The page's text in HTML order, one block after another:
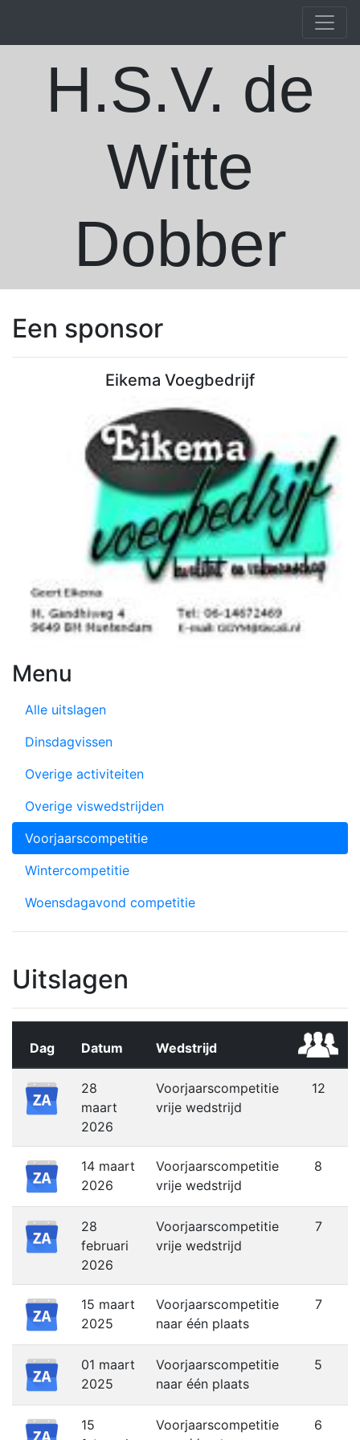
H.S.V. de
Witte
Dobber
Een sponsor
Eikema Voegbedrijf
Menu
Alle uitslagen
Dinsdagvissen
Overige activiteiten
Overige viswedstrijden
Voorjaarscompetitie
Wintercompetitie
Woensdagavond competitie
Uitslagen
Dag Datum Wedstrijd
28
maart
2026
Voorjaarscompetitie
vrije wedstrijd
12
14 maart
2026
Voorjaarscompetitie
vrije wedstrijd
8
28
februari
2026
Voorjaarscompetitie
vrije wedstrijd
7
15 maart
2025
Voorjaarscompetitie
naar één plaats
7
01 maart
2025
Voorjaarscompetitie
naar één plaats
5
15
Voorjaarscompetitie
6